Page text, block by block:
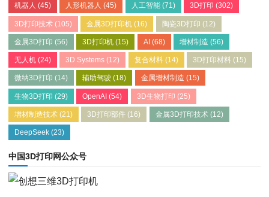
机器人 (45) 人形机器人 (45) 人工智能(71) 3D打印 (302)
3D打印技术 (105) 金属3D打印机 (16) 陶瓷3D打印 (12)
金属3D打印 (56) 3D打印机 (15) AI (68) 增材制造 (56)
无人机 (24) 3D Systems (12) 复合材料(14) 3D打印材料 (15)
微纳3D打印 (14) 辅助驾驶 (18) 金属增材制造 (15)
生物3D打印 (29) OpenAI (54) 3D生物打印 (25)
增材制造技术 (21) 3D打印部件 (16) 金属3D打印技术(12)
DeepSeek (23)
中国3D打印网公众号